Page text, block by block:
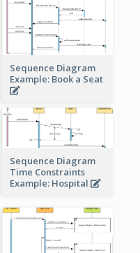
Sequence Diagram
Example: Book a Seat
Sequence Diagram
Time Constraints
Example: Hospital